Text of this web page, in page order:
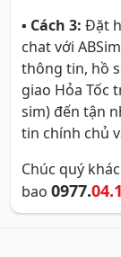
▪ Cách 3: Đặt
chat với
thông tin, hồ
giao Hỏa Tốc
sim) đến tận
tin chính chủ
Chúc quý
bao 0977.